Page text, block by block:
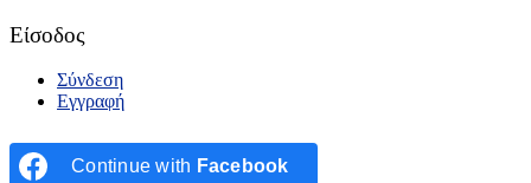
Είσοδος
Σύνδεση
Εγγραφή
Continue with Facebook